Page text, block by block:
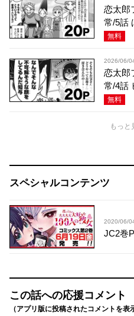
恋太郎
常/5話
無料
2026/06/
恋太郎
常/4話
無料
もっと
スペシャルコンテンツ
2020/06/
JC2巻
この話への応援コメント
（アプリ版に投稿されたコメントを表